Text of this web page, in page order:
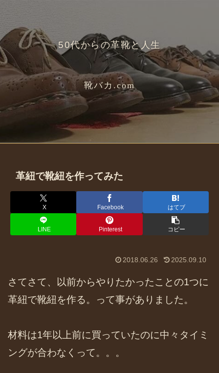
50代からの革靴と人生
靴バカ.com
革紐で靴紐を作ってみた
X Facebook はてブ
LINE Pinterest コピー
2018.06.26 2025.09.10
さてさて、以前からやりたかったことの1つに
革紐で靴紐を作る。って事がありました。
材料は1年以上前に買っていたのに中々タイミ
ングが合わなくって。。。